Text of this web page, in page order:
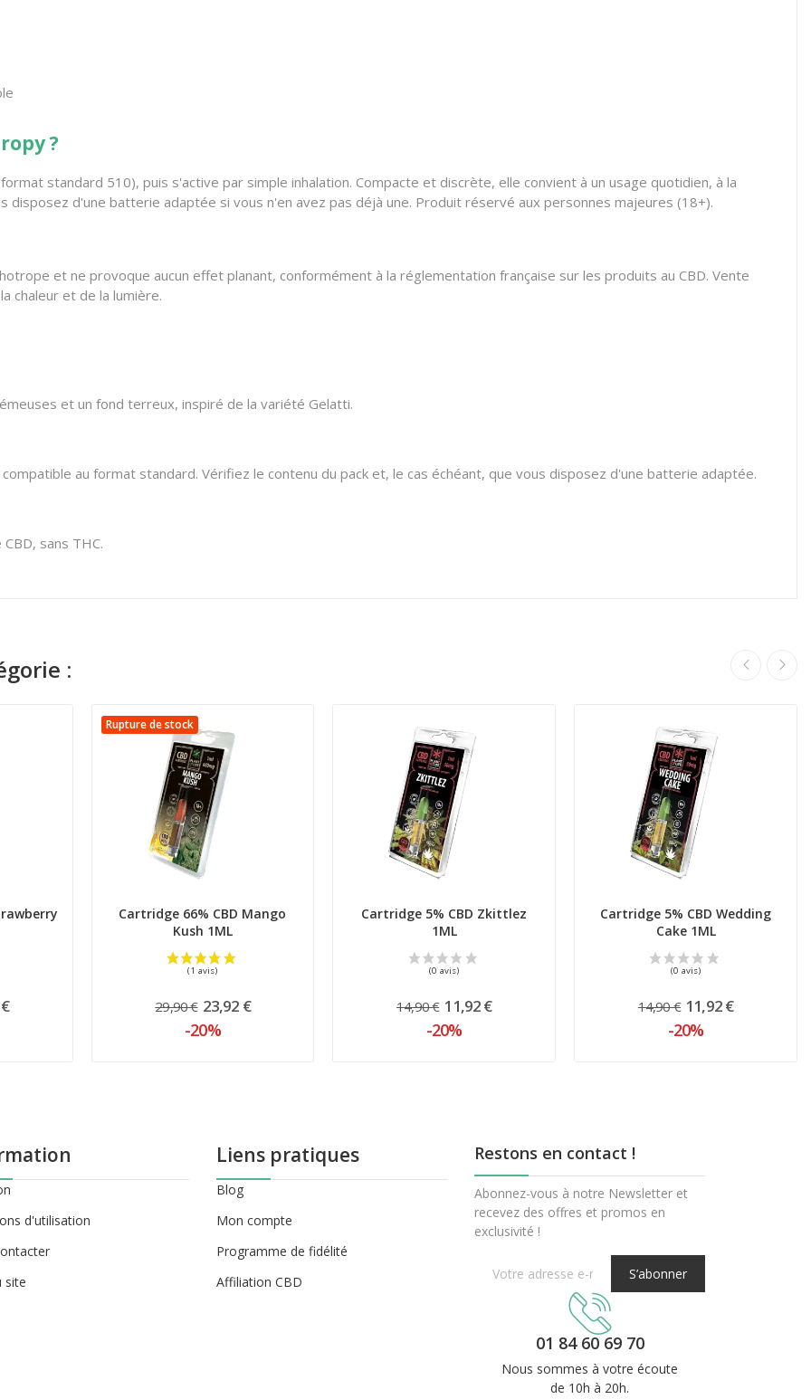
?
standard 510), puis s'active par simple inhalation. Compacte et discrète, elle convient à un usage quotidien, à la
disposez d'une batterie adaptée si vous n'en avez pas déjà une. Produit réservé aux personnes majeures (18+).
et ne provoque aucun effet planant, conformément à la réglementation française sur les produits au CBD. Vente
chaleur et de la lumière.
et un fond terreux, inspiré de la variété Gelatti.
au format standard. Vérifiez le contenu du pack et, le cas échéant, que vous disposez d'une batterie adaptée.
sans THC.
:
Rupture de stock
Cartridge 66% CBD Mango
Kush 1ML
29,90 € 23,92 €
-20%
Cartridge 5% CBD Zkittlez
1ML
14,90 € 11,92 €
-20%
Cartridge 5% CBD Wedding
Cake 1ML
14,90 € 11,92 €
-20%
d'utilisation
site
Liens pratiques
Blog
Mon compte
Programme de fidélité
Affiliation CBD
Restons en contact !
Abonnez-vous à notre Newsletter et
recevez des offres et promos en
exclusivité !
S’abonner
01 84 60 69 70
Nous sommes à votre écoute
de 10h à 20h.